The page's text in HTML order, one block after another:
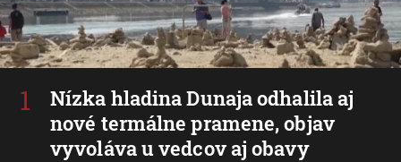
Nízka hladina Dunaja odhalila aj
nové termálne pramene, objav
vyvoláva u vedcov aj obavy